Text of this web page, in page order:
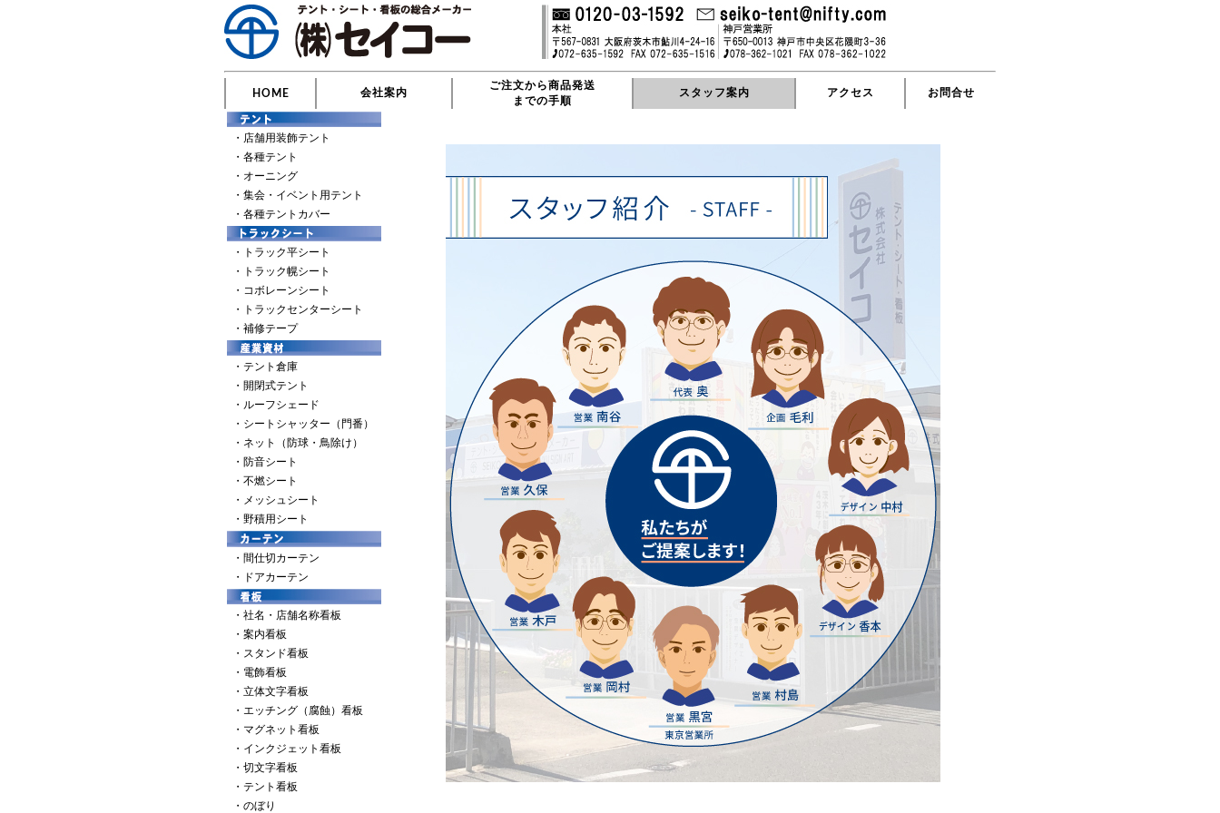
HOME 会社案内
ご注文から商品発送
までの手順
スタッフ案内 アクセス お問合せ
・店舗用装飾テント
・各種テント
・オーニング
・集会・イベント用テント
・各種テントカバー
・トラック平シート
・トラック幌シート
・コボレーンシート
・トラックセンターシート
・補修テープ
・テント倉庫
・開閉式テント
・ルーフシェード
・シートシャッター（門番）
・ネット（防球・鳥除け）
・防音シート
・不燃シート
・メッシュシート
・野積用シート
・間仕切カーテン
・ドアカーテン
・社名・店舗名称看板
・案内看板
・スタンド看板
・電飾看板
・立体文字看板
・エッチング（腐蝕）看板
・マグネット看板
・インクジェット看板
・切文字看板
・テント看板
・のぼり